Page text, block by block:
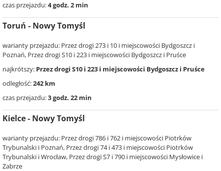
czas przejazdu:4 godz. 2 min
Toruń - Nowy Tomyśl
warianty przejazdu: Przez drogi 273 i 10 i miejscowości Bydgoszcz i
Poznań, Przez drogi S10 i 223 i miejscowości Bydgoszcz i Pruśce
najkrótszy: Przez drogi S10 i 223 i miejscowości Bydgoszcz i Pruśce
odległość:242 km
czas przejazdu:3 godz. 22 min
Kielce - Nowy Tomyśl
warianty przejazdu: Przez drogi 786 i 762 i miejscowości Piotrków
Trybunalski i Poznań, Przez drogi 74 i 473 i miejscowości Piotrków
Trybunalski i Wrocław, Przez drogi S7 i 790 i miejscowości Mysłowice i
Zabrze